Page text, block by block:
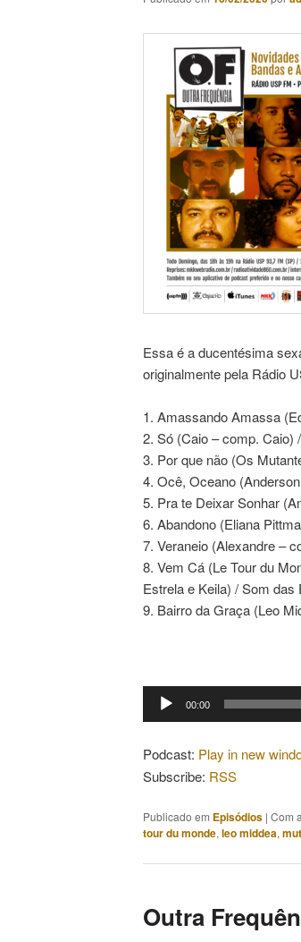
Essa é a ducentésima
originalmente pela Rádio
1. Amassando Amassa
2. Só (Caio – comp. Caio)
3. Por que não (Os
4. Ocê, Oceano
5. Pra te Deixar Sonhar
6. Abandono (Eliana
7. Veraneio (Alexandre –
8. Vem Cá (Le Tour du
Estrela e Keila) / Som das
9. Bairro da Graça (Leo
Tocador 00:00
Podcast: Play in new
Subscribe: RSS
Publicado em Episódios | Com
tour du monde, leo middea,
Outra